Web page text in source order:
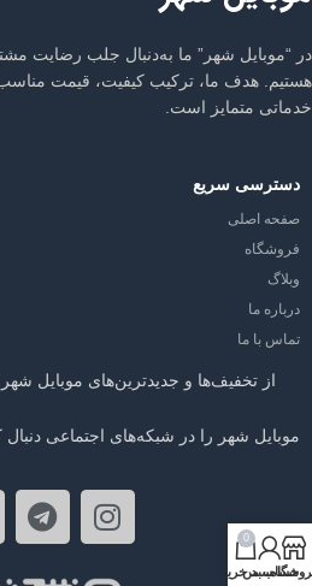
در “موبایل شهر” ما به‌دنبال جلب رضایت
هستیم. هدف ما، ترکیب کیفیت، قیمت مناسب
خدماتی متمایز است.
دسترسی سریع
صفحه اصلی
فروشگاه
وبلاگ
درباره ما
تماس با ما
از تخفیف‌ها و جدیدترین‌های موبایل
موبایل شهر را در شبکه‌های اجتماعی دنبال
حساب من
0
سبد خرید